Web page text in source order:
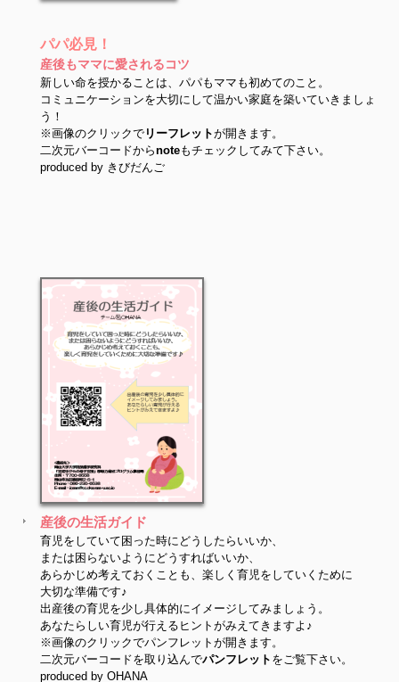
パパ必見！
産後もママに愛されるコツ
新しい命を授かることは、パパもママも初めてのこと。
コミュニケーションを大切にして温かい家庭を築いていきましょ
う！
※画像のクリックで リーフレットが開きます。
二次元バーコードからnoteもチェックしてみて下さい。
produced by きびだんご
産後の生活ガイド
育児をしていて困った時にどうしたらいいか、
または困らないようにどうすればいいか、
あらかじめ考えておくことも、楽しく育児をしていくために
大切な準備です♪
出産後の育児を少し具体的にイメージしてみましょう。
あなたらしい育児が行えるヒントがみえてきますよ♪
※画像のクリックでパンフレットが開きます。
二次元バーコードを取り込んでパンフレット をご覧下さい。
produced by OHANA